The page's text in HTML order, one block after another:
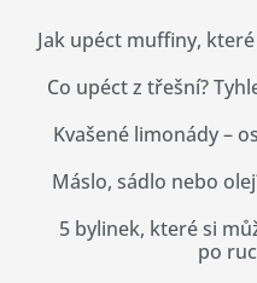
Jak upéct muffiny,
Co upéct z třešní?
Kvašené limonády –
Máslo, sádlo nebo
5 bylinek, které si
po